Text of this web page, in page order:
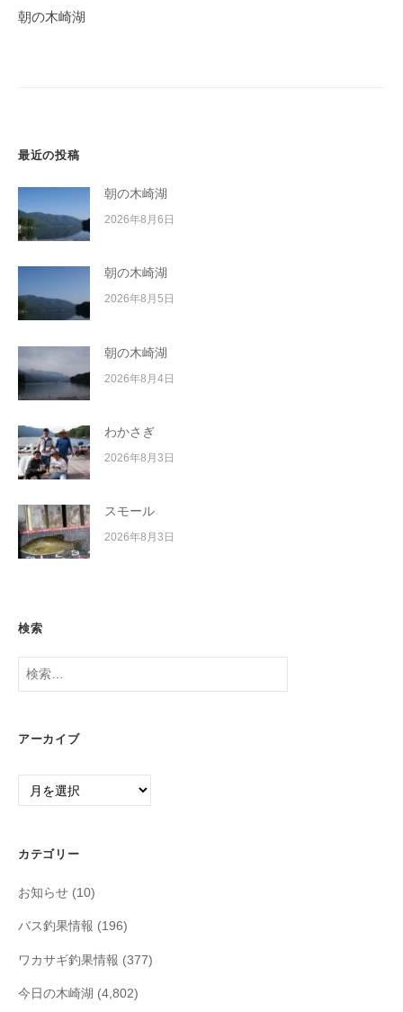
ゲ
朝の木崎湖
最近の投稿
朝の木崎湖
2026年8月6日
朝の木崎湖
2026年8月5日
朝の木崎湖
2026年8月4日
わかさぎ
2026年8月3日
スモール
2026年8月3日
検索
検
アーカイブ
ア
ブ
カテゴリー
お知らせ (10)
バス釣果情報 (196)
ワカサギ釣果情報 (377)
今日の木崎湖 (4,802)